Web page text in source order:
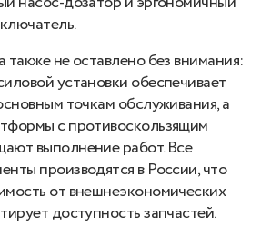
также не оставлено без внимания:
установки обеспечивает
точкам обслуживания, а
с противоскользящим
выполнение работ. Все
производятся в России, что
от внешнеэкономических
доступность запчастей.